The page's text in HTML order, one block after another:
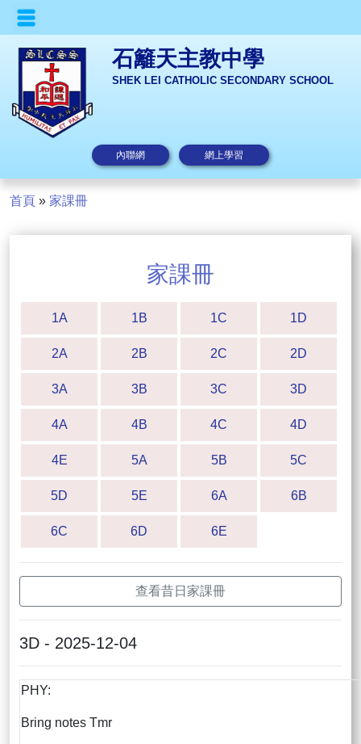
石籬天主教中學
SHEK LEI CATHOLIC SECONDARY SCHOOL
內聯網 網上學習
首頁 » 家課冊
家課冊
1A 1B 1C 1D
2A 2B 2C 2D
3A 3B 3C 3D
4A 4B 4C 4D
4E 5A 5B 5C
5D 5E 6A 6B
6C 6D 6E
查看昔日家課冊
3D - 2025-12-04
PHY:
Bring notes Tmr